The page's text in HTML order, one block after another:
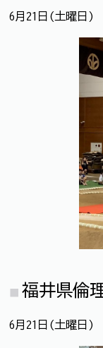
6月21日(土曜日)
福井県倫
6月21日(土曜日)